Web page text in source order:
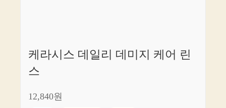
케라시스 데일리 데미지 케어 린
스
12,840원